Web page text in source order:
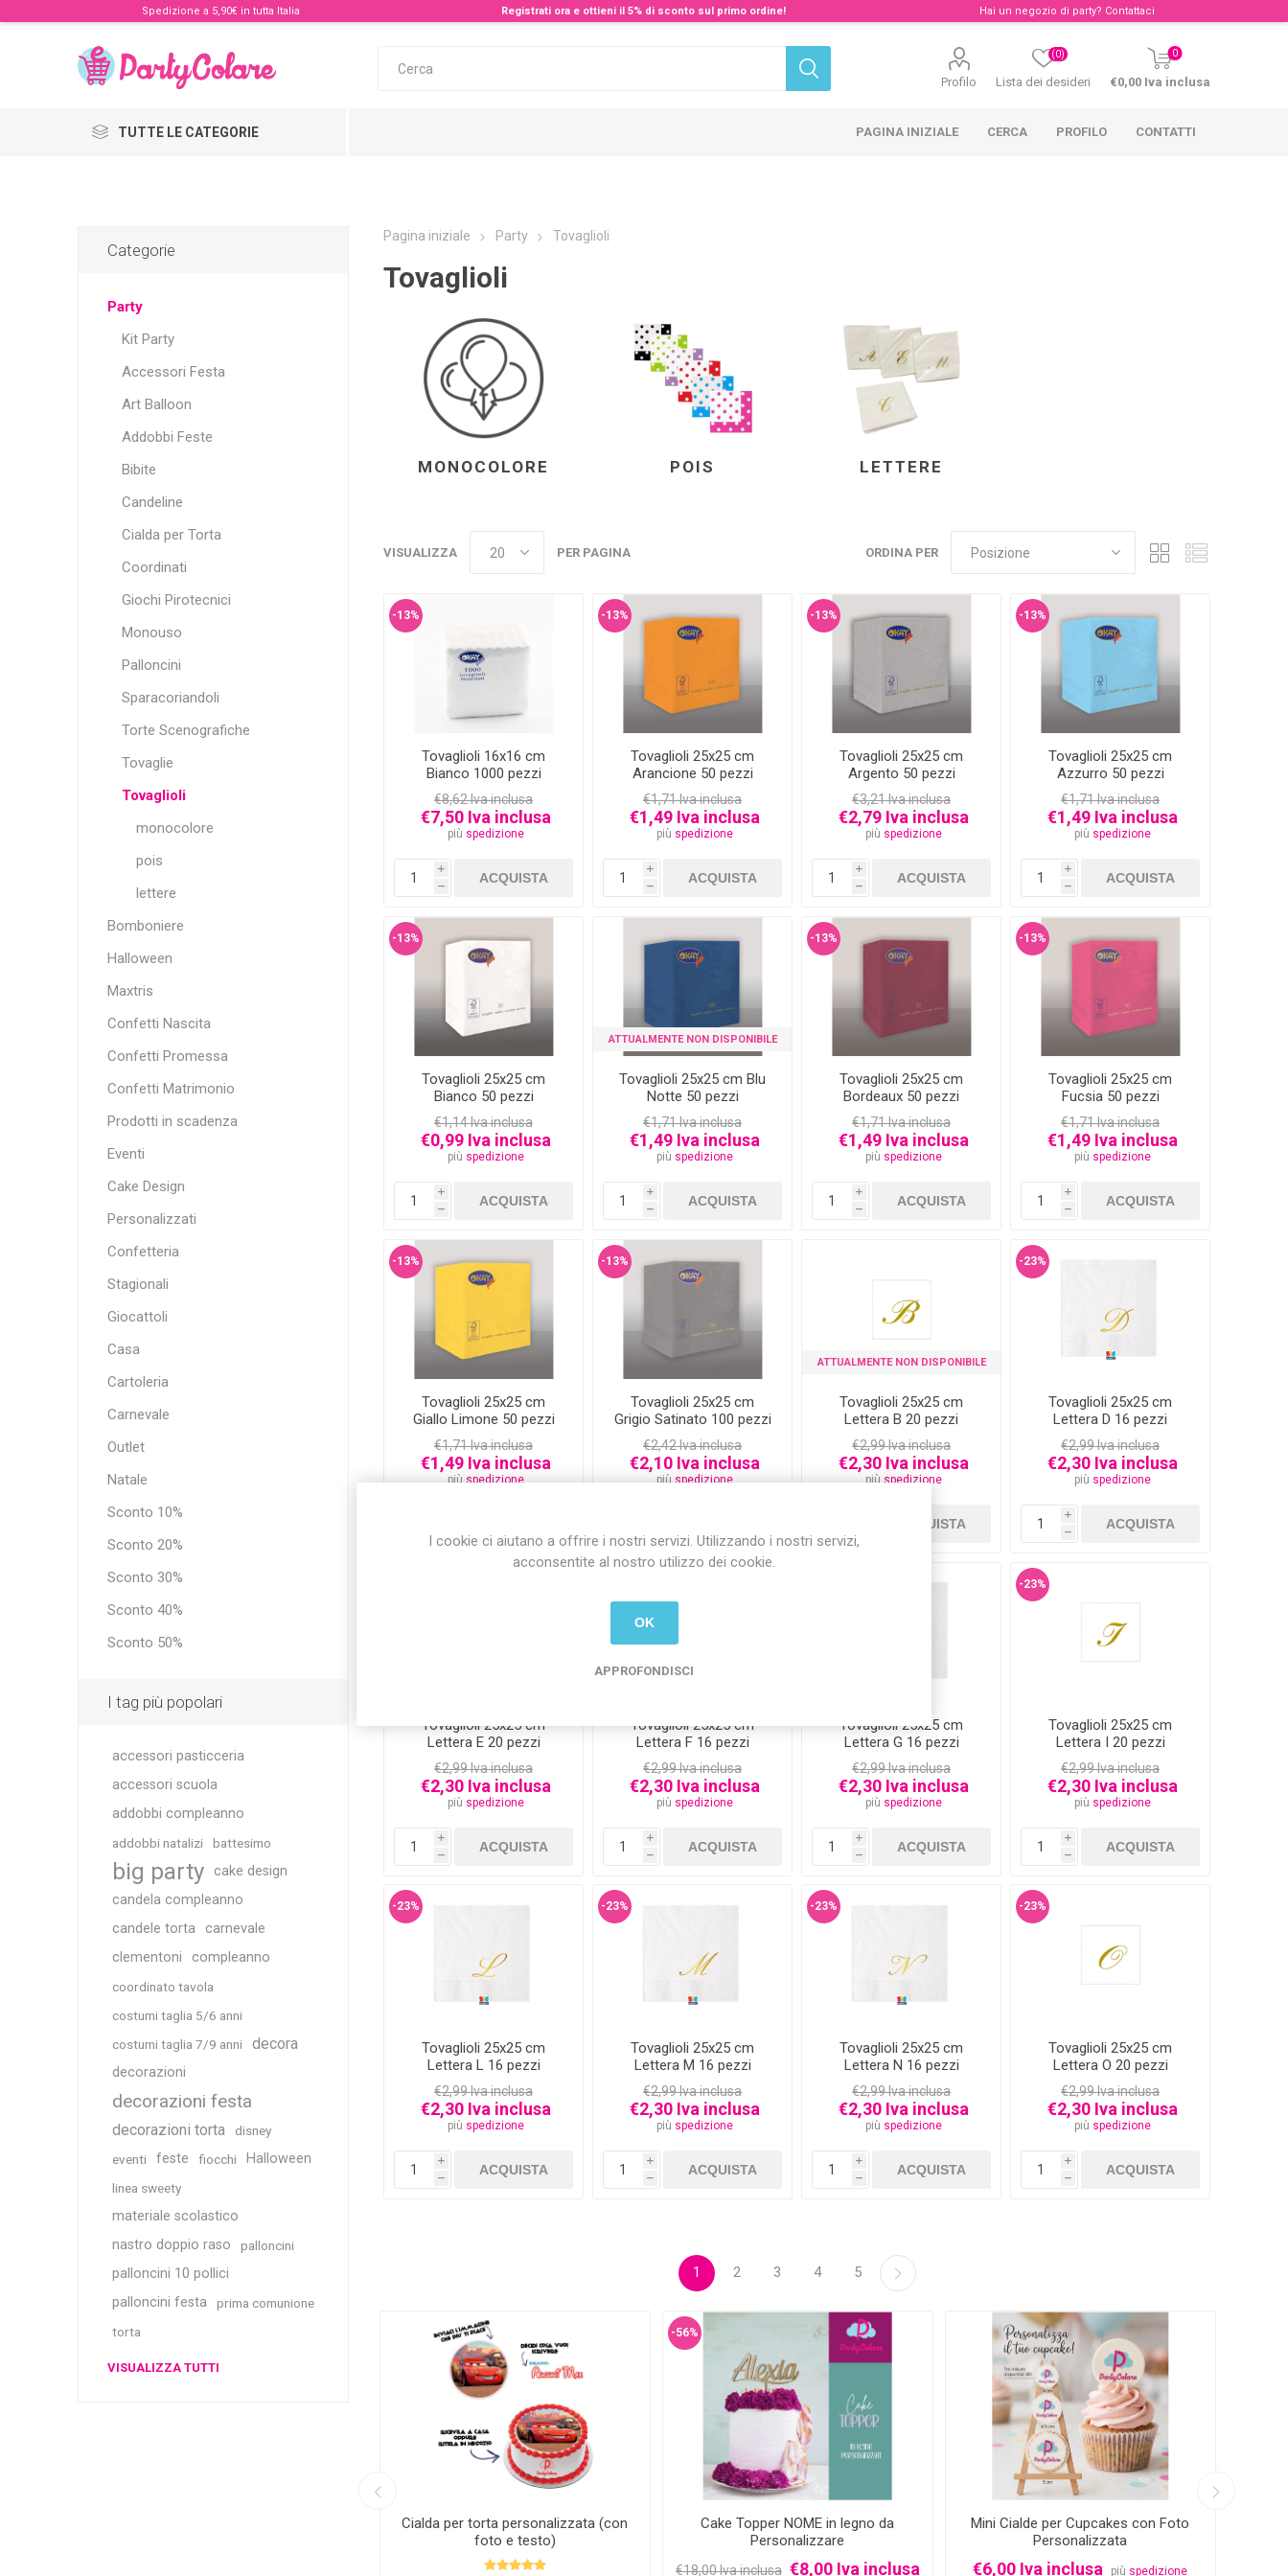
Spedizione a 5,90€ in tutta Italia Registrati ora e ottieni il 5% di sconto sul primo ordine! Hai un negozio di party? Contattaci
Profilo Lista dei desideri
(0) 0
€0,00 Iva inclusa
TUTTE LE CATEGORIE PAGINA INIZIALE CERCA PROFILO CONTATTI
Pagina iniziale Party Tovaglioli
Tovaglioli
MONOCOLORE POIS LETTERE
ORDINA PER
VISUALIZZA PER PAGINA
-13%
Tovaglioli 16x16 cm
Bianco 1000 pezzi
€8,62 Iva inclusa
€7,50 Iva inclusa
più spedizione
i
h
-13%
Tovaglioli 25x25 cm
Arancione 50 pezzi
€1,71 Iva inclusa
€1,49 Iva inclusa
più spedizione
i
h
-13%
Tovaglioli 25x25 cm
Argento 50 pezzi
€3,21 Iva inclusa
€2,79 Iva inclusa
più spedizione
i
h
-13%
Tovaglioli 25x25 cm
Azzurro 50 pezzi
€1,71 Iva inclusa
€1,49 Iva inclusa
più spedizione
i
h
-13%
Tovaglioli 25x25 cm
Bianco 50 pezzi
€1,14 Iva inclusa
€0,99 Iva inclusa
più spedizione
i
h
ATTUALMENTE NON DISPONIBILE
Tovaglioli 25x25 cm Blu
Notte 50 pezzi
€1,71 Iva inclusa
€1,49 Iva inclusa
più spedizione
i
h
-13%
Tovaglioli 25x25 cm
Bordeaux 50 pezzi
€1,71 Iva inclusa
€1,49 Iva inclusa
più spedizione
i
h
-13%
Tovaglioli 25x25 cm
Fucsia 50 pezzi
€1,71 Iva inclusa
€1,49 Iva inclusa
più spedizione
i
h
-13%
Tovaglioli 25x25 cm
Giallo Limone 50 pezzi
€1,71 Iva inclusa
€1,49 Iva inclusa
piùspedizione
-13%
Tovaglioli 25x25 cm
Grigio Satinato 100 pezzi
€2,42 Iva inclusa
€2,10 Iva inclusa
piùspedizione
ATTUALMENTE NON DISPONIBILE
Tovaglioli 25x25 cm
Lettera B 20 pezzi
€2,99 Iva inclusa
€2,30 Iva inclusa
piùspedizione
-23%
Tovaglioli 25x25 cm
Lettera D 16 pezzi
€2,99 Iva inclusa
€2,30 Iva inclusa
più spedizione
i
h
Tovaglioli 25x25 cm
Lettera E 20 pezzi
€2,99 Iva inclusa
€2,30 Iva inclusa
più spedizione
i
h
Tovaglioli 25x25 cm
Lettera F 16 pezzi
€2,99 Iva inclusa
€2,30 Iva inclusa
più spedizione
i
h
Tovaglioli 25x25 cm
Lettera G 16 pezzi
€2,99 Iva inclusa
€2,30 Iva inclusa
più spedizione
i
h
-23%
Tovaglioli 25x25 cm
Lettera I 20 pezzi
€2,99 Iva inclusa
€2,30 Iva inclusa
più spedizione
i
h
-23%
Tovaglioli 25x25 cm
Lettera L 16 pezzi
€2,99 Iva inclusa
€2,30 Iva inclusa
più spedizione
i
h
-23%
Tovaglioli 25x25 cm
Lettera M 16 pezzi
€2,99 Iva inclusa
€2,30 Iva inclusa
più spedizione
i
h
-23%
Tovaglioli 25x25 cm
Lettera N 16 pezzi
€2,99 Iva inclusa
€2,30 Iva inclusa
più spedizione
i
h
-23%
Tovaglioli 25x25 cm
Lettera O 20 pezzi
€2,99 Iva inclusa
€2,30 Iva inclusa
più spedizione
i
h
1 2 3 4 5
Cialda per torta personalizzata (con
foto e testo)
-56%
Cake Topper NOME in legno da
Personalizzare
€18,00 Iva inclusa €8,00 Iva inclusa
Mini Cialde per Cupcakes con Foto
Personalizzata
€6,00 Iva inclusa più spedizione
Categorie
Party
Kit Party
Accessori Festa
Art Balloon
Addobbi Feste
Bibite
Candeline
Cialda per Torta
Coordinati
Giochi Pirotecnici
Monouso
Palloncini
Sparacoriandoli
Torte Scenografiche
Tovaglie
Tovaglioli
monocolore
pois
lettere
Bomboniere
Halloween
Maxtris
Confetti Nascita
Confetti Promessa
Confetti Matrimonio
Prodotti in scadenza
Eventi
Cake Design
Personalizzati
Confetteria
Stagionali
Giocattoli
Casa
Cartoleria
Carnevale
Outlet
Natale
Sconto 10%
Sconto 20%
Sconto 30%
Sconto 40%
Sconto 50%
I tag più popolari
accessori pasticceria
accessori scuola
addobbi compleanno
addobbi natalizi battesimo
big party
cake design
candela compleanno
candele torta
carnevale
clementoni
compleanno
coordinato tavola
costumi taglia 5/6 anni
costumi taglia 7/9 anni
decora
decorazioni
decorazioni festa
decorazioni torta
disney
eventi
feste fiocchi Halloween
linea sweety
materiale scolastico
nastro doppio raso
palloncini
palloncini 10 pollici
palloncini festa
prima comunione
torta
VISUALIZZA TUTTI
I cookie ci aiutano a offrire i nostri servizi. Utilizzando i nostri servizi,
acconsentite al nostro utilizzo dei cookie.
OK
APPROFONDISCI